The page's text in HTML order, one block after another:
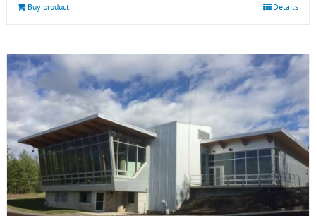
Buy product Details